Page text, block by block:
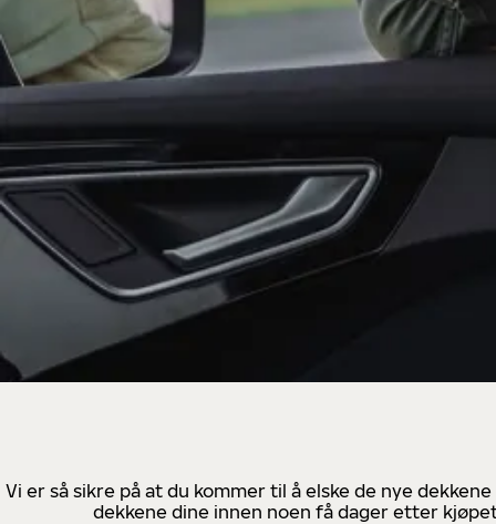
Vi er så sikre på at du kommer til å elske de nye
dekkene dine innen noen få dager etter